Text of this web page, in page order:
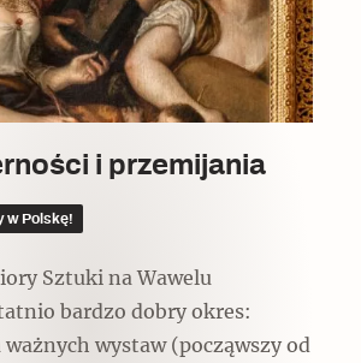
i przemijania
w Polskę!
Sztuki na Wawelu
bardzo dobry okres:
wystaw (począwszy od